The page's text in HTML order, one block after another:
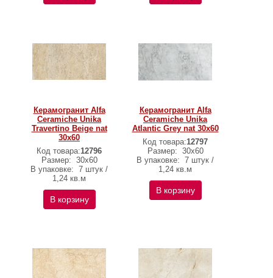
Керамогранит Alfa
Ceramiche Unika
Travertino Beige nat
30х60
Код товара:12796
Размер: 30х60
В упаковке: 7 штук /
1,24 кв.м
В корзину
Керамогранит Alfa
Ceramiche Unika
Atlantic Grey nat 30х60
Код товара:12797
Размер: 30х60
В упаковке: 7 штук /
1,24 кв.м
В корзину